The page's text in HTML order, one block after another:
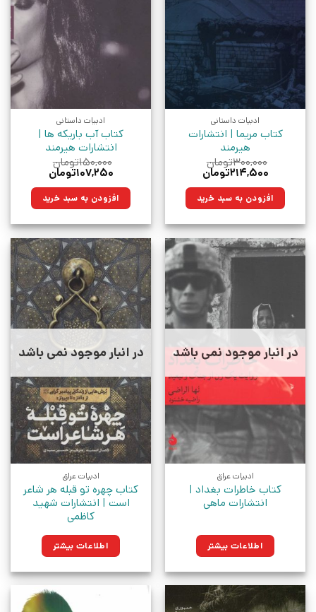
ادبیات داستانی
کتاب مریما | انتشارات
هیرمند
۳۰۰,۰۰۰تومان
قیمت
۳۰۰,۰۰۰تومان
بود.
۲۱۴,۵۰۰تومان
۲۱۴,۵۰۰تومان.افزودن به سبد خرید
ادبیات داستانی
کتاب آب باریکه ها |
انتشارات هیرمند
۱۵۰,۰۰۰تومان
قیمت
۱۵۰,۰۰۰تومان
بود.
۱۰۷,۲۵۰تومان
۱۰۷,۲۵۰تومان.افزودن به سبد خرید
در انبار موجود نمی باشد
ادبیات عراق
کتاب خاطرات بغداد |
انتشارات ماهی
اطلاعات بیشتر
در انبار موجود نمی باشد
ادبیات عراق
کتاب چهره تو قبله هر شاعر
است | انتشارات شهید
کاظمی
اطلاعات بیشتر